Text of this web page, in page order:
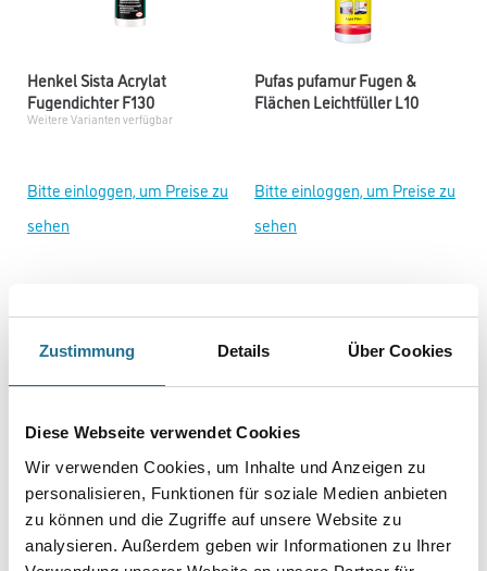
Zustimmung Details Über Cookies
Diese Webseite verwendet Cookies
Wir verwenden Cookies, um Inhalte und Anzeigen zu
personalisieren, Funktionen für soziale Medien anbieten
zu können und die Zugriffe auf unsere Website zu
analysieren. Außerdem geben wir Informationen zu Ihrer
Henkel Sista Acrylat
Fugendichter F130
Weitere Varianten verfügbar
Bitte einloggen, um Preise zu
sehen
Pufas pufamur Fugen &
Flächen Leichtfüller L10
Bitte einloggen, um Preise zu
sehen
Kip 3308 Fineline Tape Washi
Premium
Weitere Varianten verfügbar
WD Fensterschutzfolie